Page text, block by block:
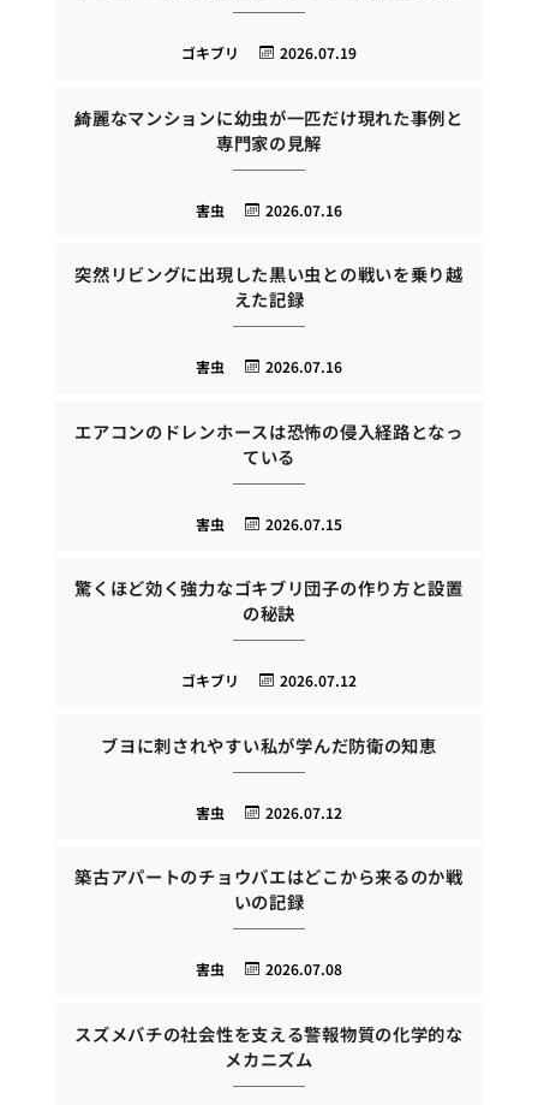
2026.07.19
ゴキブリ
綺麗なマンションに幼虫が一匹だけ現れた事例と
専門家の見解
2026.07.16
害虫
突然リビングに出現した黒い虫との戦いを乗り越
えた記録
2026.07.16
害虫
エアコンのドレンホースは恐怖の侵入経路となっ
ている
2026.07.15
害虫
驚くほど効く強力なゴキブリ団子の作り方と設置
の秘訣
2026.07.12
ゴキブリ
ブヨに刺されやすい私が学んだ防衛の知恵
2026.07.12
害虫
築古アパートのチョウバエはどこから来るのか戦
いの記録
2026.07.08
害虫
スズメバチの社会性を支える警報物質の化学的な
メカニズム